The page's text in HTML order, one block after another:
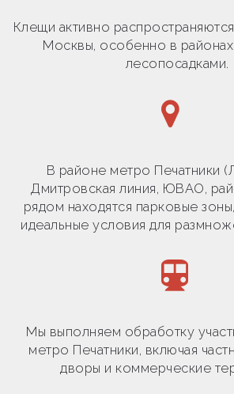
Клещи активно
Москвы, особенно в районах
лесопосадками.
В районе метро Печатники
Дмитровская линия, ЮВАО,
рядом находятся парковые
идеальные условия для
Мы выполняем обработку
метро Печатники, включая
дворы и коммерческие